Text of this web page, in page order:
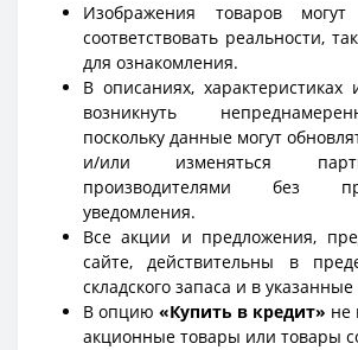
Изображения товаров
соответствовать реальности,
для ознакомления.
В описаниях, характеристиках
возникнуть
поскольку данные могут
и/или изменяться
производителями без
уведомления.
Все акции и предложения,
сайте, действительны в
складского запаса и в указанные
В опцию «Купить в кредит» не
акционные товары или товары